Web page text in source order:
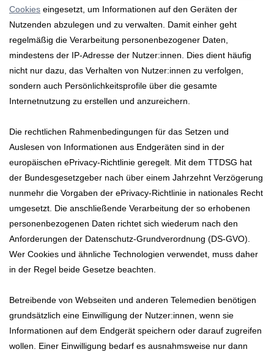
Cookies eingesetzt, um Informationen auf den Geräten der
Nutzenden abzulegen und zu verwalten. Damit einher geht
regelmäßig die Verarbeitung personenbezogener Daten,
mindestens der IP-Adresse der Nutzer:innen. Dies dient häufig
nicht nur dazu, das Verhalten von Nutzer:innen zu verfolgen,
sondern auch Persönlichkeitsprofile über die gesamte
Internetnutzung zu erstellen und anzureichern.
Die rechtlichen Rahmenbedingungen für das Setzen und
Auslesen von Informationen aus Endgeräten sind in der
europäischen ePrivacy-Richtlinie geregelt. Mit dem TTDSG hat
der Bundesgesetzgeber nach über einem Jahrzehnt Verzögerung
nunmehr die Vorgaben der ePrivacy-Richtlinie in nationales Recht
umgesetzt. Die anschließende Verarbeitung der so erhobenen
personenbezogenen Daten richtet sich wiederum nach den
Anforderungen der Datenschutz-Grundverordnung (DS-GVO).
Wer Cookies und ähnliche Technologien verwendet, muss daher
in der Regel beide Gesetze beachten.
Betreibende von Webseiten und anderen Telemedien benötigen
grundsätzlich eine Einwilligung der Nutzer:innen, wenn sie
Informationen auf dem Endgerät speichern oder darauf zugreifen
wollen. Einer Einwilligung bedarf es ausnahmsweise nur dann